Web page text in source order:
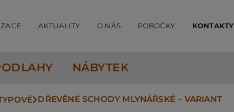
AKTUALITY O NÁS POBOČKY KONTAKTY
NÁBYTEK
DŘEVĚNÉ SCHODY MLYNÁŘSKÉ – VARIANT